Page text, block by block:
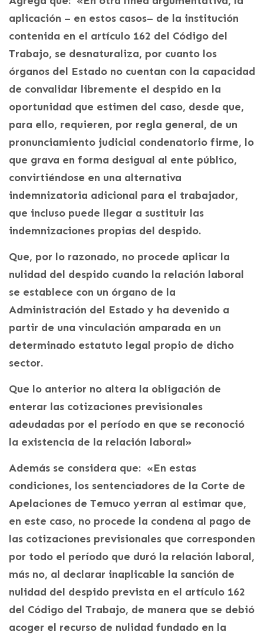
aplicación – en estos casos– de la institución
contenida en el artículo 162 del Código del
Trabajo, se desnaturaliza, por cuanto los
órganos del Estado no cuentan con la capacidad
de convalidar libremente el despido en la
oportunidad que estimen del caso, desde que,
para ello, requieren, por regla general, de un
pronunciamiento judicial condenatorio firme, lo
que grava en forma desigual al ente público,
convirtiéndose en una alternativa
indemnizatoria adicional para el trabajador,
que incluso puede llegar a sustituir las
indemnizaciones propias del despido.
Que, por lo razonado, no procede aplicar la
nulidad del despido cuando la relación laboral
se establece con un órgano de la
Administración del Estado y ha devenido a
partir de una vinculación amparada en un
determinado estatuto legal propio de dicho
sector.
Que lo anterior no altera la obligación de
enterar las cotizaciones previsionales
adeudadas por el período en que se reconoció
la existencia de la relación laboral»
Además se considera que: «En estas
condiciones, los sentenciadores de la Corte de
Apelaciones de Temuco yerran al estimar que,
en este caso, no procede la condena al pago de
las cotizaciones previsionales que corresponden
por todo el período que duró la relación laboral,
más no, al declarar inaplicable la sanción de
nulidad del despido prevista en el artículo 162
del Código del Trabajo, de manera que se debió
acoger el recurso de nulidad fundado en la